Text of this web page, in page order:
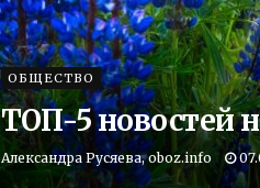
ОБЩЕСТВО
ТОП-5 новостей
Александра Русяева, oboz.info